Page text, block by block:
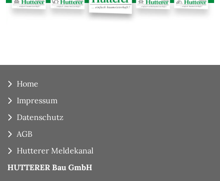
Home
Impressum
Datenschutz
AGB
Hutterer Meldekanal
HUTTERER Bau GmbH